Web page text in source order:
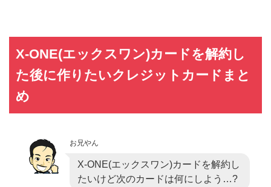
X-ONE(エックスワン)カードを解約し
た後に作りたいクレジットカードまと
め
お兄やん
X-ONE(エックスワン)カードを解約し
たいけど次のカードは何にしよう…?